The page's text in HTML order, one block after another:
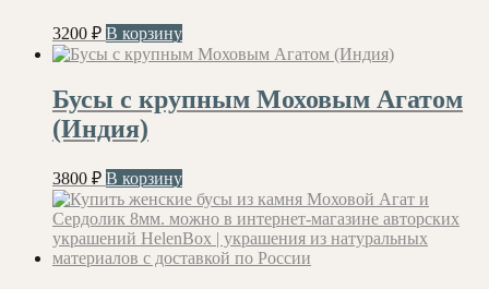
3200 ₽ В корзину
Бусы с крупным Моховым Агатом
(Индия)
3800 ₽ В корзину